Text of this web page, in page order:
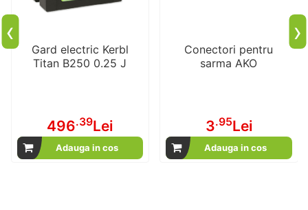
Gard electric Kerbl
Titan B250 0.25 J
496.39Lei
Adauga in cos
Conectori pentru
sarma AKO
3.95Lei
Adauga in cos
‹ ›